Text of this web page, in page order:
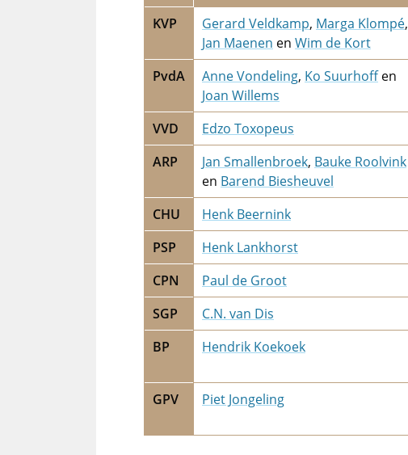
KVP
Gerard Veldkamp, Marga Klompé,
Jan Maenen en Wim de Kort
PvdA
Anne Vondeling, Ko Suurhoffen
Joan Willems
VVD
Edzo Toxopeus
ARP
Jan Smallenbroek, Bauke Roolvink
en Barend Biesheuvel
CHU Henk Beernink
PSP
Henk Lankhorst
CPN
Paul de Groot
SGP
C.N. van Dis
BP
Hendrik Koekoek
GPV
Piet Jongeling